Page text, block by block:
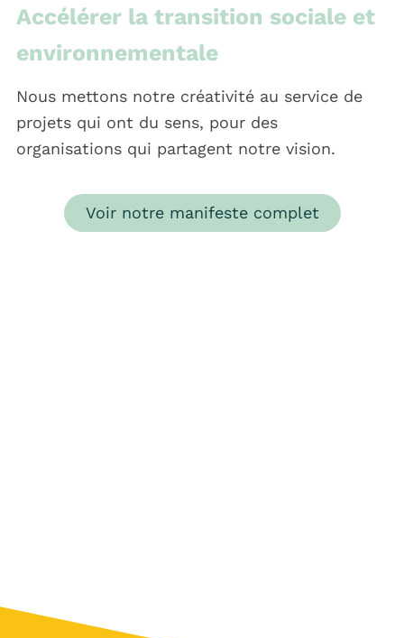
Accélérer la transition sociale et
environnementale
Nous mettons notre créativité au service de
projets qui ont du sens, pour des
organisations qui partagent notre vision.
Voir notre manifeste complet